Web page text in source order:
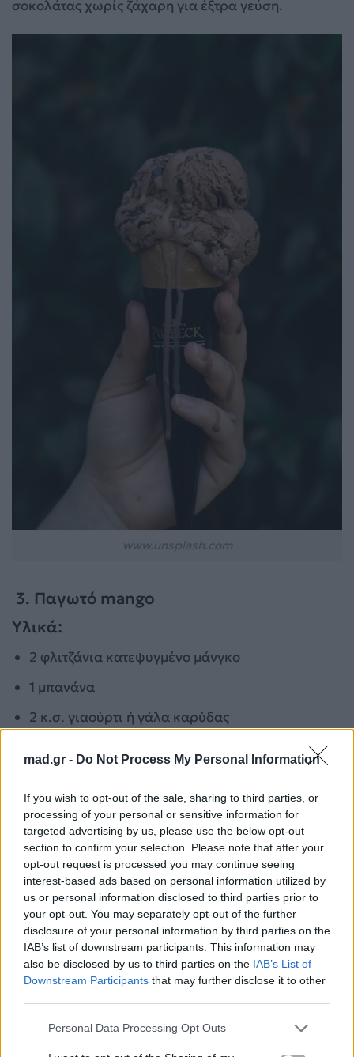
mad.gr - Do Not Process My Personal Information
If you wish to opt-out of the sale, sharing to third parties, or
processing of your personal or sensitive information for
targeted advertising by us, please use the below opt-out
section to confirm your selection. Please note that after your
opt-out request is processed you may continue seeing
interest-based ads based on personal information utilized by
us or personal information disclosed to third parties prior to
your opt-out. You may separately opt-out of the further
disclosure of your personal information by third parties on the
IAB’s list of downstream participants. This information may
also be disclosed by us to third parties on the IAB’s List of
Downstream Participants that may further disclose it to other
Personal Data Processing Opt Outs
σοκολάτας χωρίς ζάχαρη για έξτρα γεύση.
3. Παγωτό mango
Υλικά:
2 φλιτζάνια κατεψυγμένο μάνγκο
1 μπανάνα
2 κ.σ. γιαούρτι ή γάλα καρύδας
Εκτέλεση:
γίνουν λεία κρέμα. Σερβίρεις άμεσα σανsoft
ice cream ή το βάζεις λίγο στην κατάψυξη
Tip: Λίγο lime από πάνω απογειώνει τη γεύση.